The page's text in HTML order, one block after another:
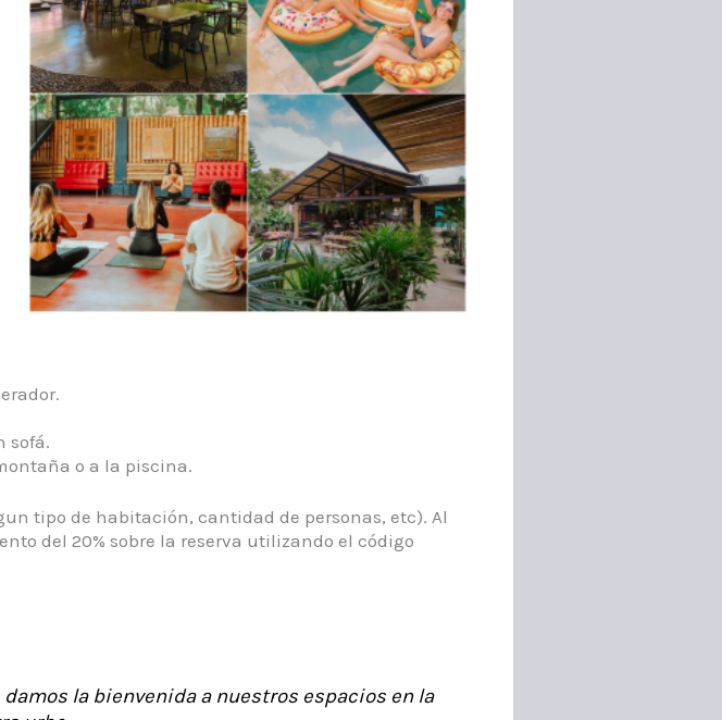
sofá.
o a la piscina.
tipo de habitación, cantidad de personas, etc). Al
del 20% sobre la reserva utilizando el código
la bienvenida a nuestros espacios en la